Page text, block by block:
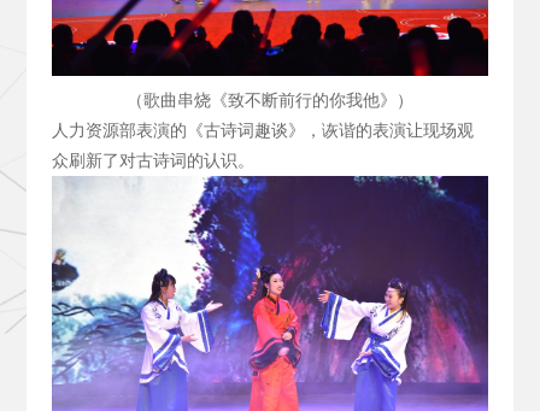
（歌曲串烧《致不断前行的你我他》）
人力资源部表演的《古诗词趣谈》，诙谐的表演让现场观
众刷新了对古诗词的认识。